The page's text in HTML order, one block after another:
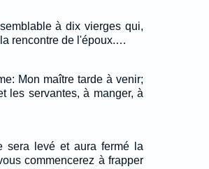
à dix vierges qui,
rencontre de l'époux.…
Mon maître tarde à venir;
les servantes, à manger, à
sera levé et aura fermé la
commencerez à frapper